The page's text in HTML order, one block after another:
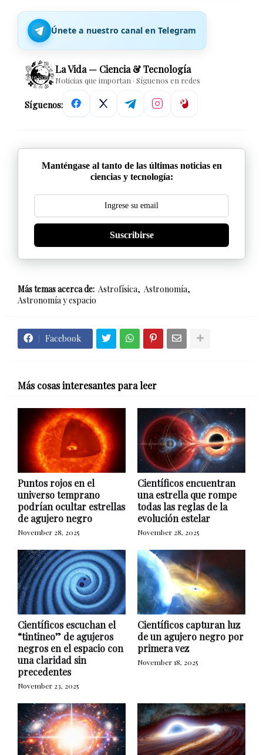
Únete a nuestro canal en Telegram
La Vida — Ciencia & Tecnología
Noticias que importan · Síguenos en redes
Síguenos:
Manténgase al tanto de las últimas noticias en
ciencias y tecnología:
Suscribirse
Más temas acerca de: Astrofísica Astronomía
Astronomía y espacio
Facebook
Más cosas interesantes para leer
Puntos rojos en el
universo temprano
podrían ocultar estrellas
de agujero negro
November 28, 2025
Científicos encuentran
una estrella que rompe
todas las reglas de la
evolución estelar
November 28, 2025
Científicos escuchan el
“tintineo” de agujeros
negros en el espacio con
una claridad sin
precedentes
November 23, 2025
Científicos capturan luz
de un agujero negro por
primera vez
November 18, 2025